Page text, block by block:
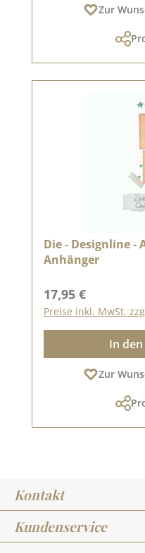
Zur
Die - Designline -
Anhänger
Regulärer Preis:
17,95 €
Preise inkl. MwSt.
In
Zur
Kontakt
Kundenservice